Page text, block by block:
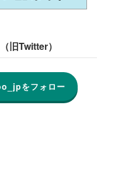
旧Twitter）
をフォロー